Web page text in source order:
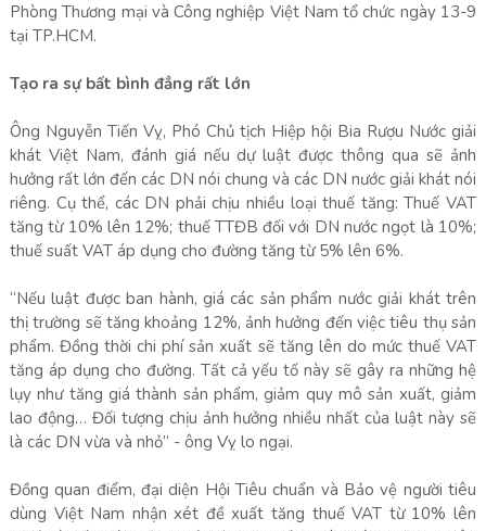
Phòng Thương mại và Công nghiệp Việt Nam tổ chức ngày 13-9
tại TP.HCM.
Tạo ra sự bất bình đẳng rất lớn
Ông Nguyễn Tiến Vỵ, Phó Chủ tịch Hiệp hội Bia Rượu Nước giải
khát Việt Nam, đánh giá nếu dự luật được thông qua sẽ ảnh
hưởng rất lớn đến các DN nói chung và các DN nước giải khát nói
riêng. Cụ thể, các DN phải chịu nhiều loại thuế tăng: Thuế VAT
tăng từ 10% lên 12%; thuế TTĐB đối với DN nước ngọt là 10%;
thuế suất VAT áp dụng cho đường tăng từ 5% lên 6%.
“Nếu luật được ban hành, giá các sản phẩm nước giải khát trên
thị trường sẽ tăng khoảng 12%, ảnh hưởng đến việc tiêu thụ sản
phẩm. Đồng thời chi phí sản xuất sẽ tăng lên do mức thuế VAT
tăng áp dụng cho đường. Tất cả yếu tố này sẽ gây ra những hệ
lụy như tăng giá thành sản phẩm, giảm quy mô sản xuất, giảm
lao động… Đối tượng chịu ảnh hưởng nhiều nhất của luật này sẽ
là các DN vừa và nhỏ” - ông Vỵ lo ngại.
Đồng quan điểm, đại diện Hội Tiêu chuẩn và Bảo vệ người tiêu
dùng Việt Nam nhận xét đề xuất tăng thuế VAT từ 10% lên